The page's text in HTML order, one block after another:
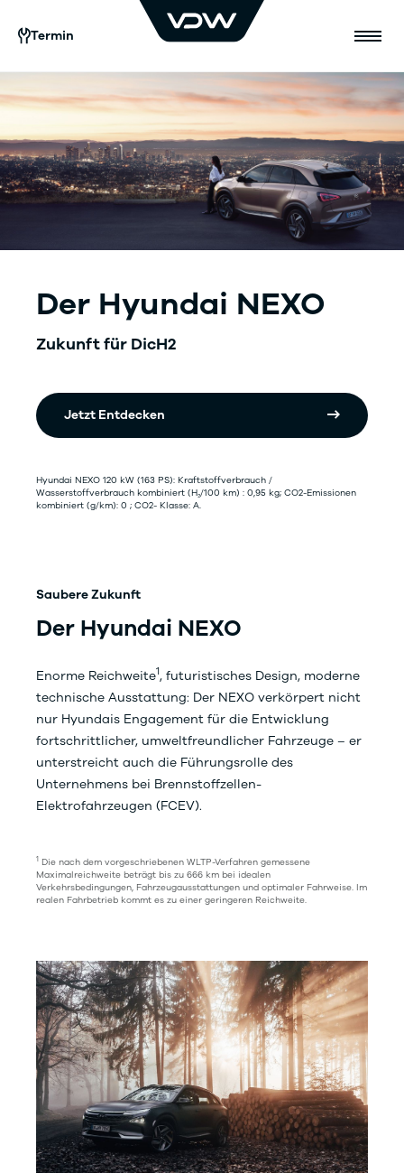
Termin
Der Hyundai NEXO
Zukunft für DicH2
Jetzt Entdecken
Hyundai NEXO 120 kW (163 PS): Kraftstoffverbrauch /
Wasserstoffverbrauch kombiniert (H₂/100 km) : 0,95 kg; CO2-Emissionen
kombiniert (g/km): 0 ; CO2- Klasse: A.
Saubere Zukunft
Der Hyundai NEXO
Enorme Reichweite1, futuristisches Design, moderne
technische Ausstattung: Der NEXO verkörpert nicht
nur Hyundais Engagement für die Entwicklung
fortschrittlicher, umweltfreundlicher Fahrzeuge – er
unterstreicht auch die Führungsrolle des
Unternehmens bei Brennstoffzellen-
Elektrofahrzeugen (FCEV).
1 Die nach dem vorgeschriebenen WLTP-Verfahren gemessene
Maximalreichweite beträgt bis zu 666 km bei idealen
Verkehrsbedingungen, Fahrzeugausstattungen und optimaler Fahrweise. Im
realen Fahrbetrieb kommt es zu einer geringeren Reichweite.